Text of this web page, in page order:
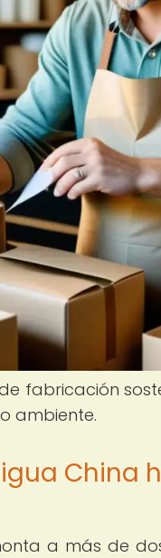
fabricación
ambiente.
China
a más de